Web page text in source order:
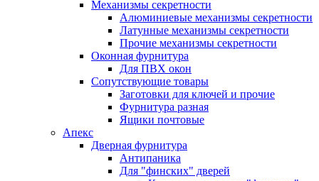
Механизмы секретности
Алюминиевые механизмы секретности
Латунные механизмы секретности
Прочие механизмы секретности
Оконная фурнитура
Для ПВХ окон
Сопутствующие товары
Заготовки для ключей и прочие
Фурнитура разная
Ящики почтовые
Апекс
Дверная фурнитура
Антипаника
Для "финских" дверей